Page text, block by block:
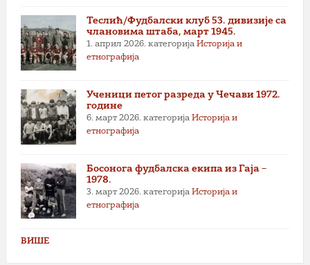
Теслић/Фудбалски клуб 53. дивизије са
члановима штаба, март 1945.
1. април 2026. категорија Историја и
етнографија
Ученици петог разреда у Чечави 1972.
године
6. март 2026. категорија Историја и
етнографија
Босонога фудбалска екипа из Гаја –
1978.
3. март 2026. категорија Историја и
етнографија
ВИШЕ